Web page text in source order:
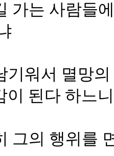
가는 사람들
기워서 멸망
이 된다 하느
그의 행위를